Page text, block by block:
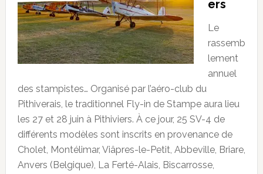
ers
Le
rassemb
lement
annuel
des stampistes… Organisé par l’aéro-club du
Pithiverais, le traditionnel Fly-in de Stampe aura lieu
les 27 et 28 juin à Pithiviers. À ce jour, 25 SV-4 de
différents modèles sont inscrits en provenance de
Cholet, Montélimar, Viâpres-le-Petit, Abbeville, Briare,
Anvers (Belgique), La Ferté-Alais, Biscarrosse,